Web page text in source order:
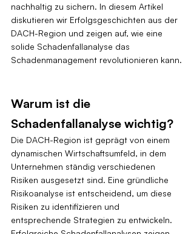
nachhaltig zu sichern. In diesem Artikel
diskutieren wir Erfolgsgeschichten aus der
DACH-Region und zeigen auf, wie eine
solide Schadenfallanalyse das
Schadenmanagement revolutionieren kann.
Warum ist die
Schadenfallanalyse wichtig?
Die DACH-Region ist geprägt von einem
dynamischen Wirtschaftsumfeld, in dem
Unternehmen ständig verschiedenen
Risiken ausgesetzt sind. Eine gründliche
Risikoanalyse ist entscheidend, um diese
Risiken zu identifizieren und
entsprechende Strategien zu entwickeln.